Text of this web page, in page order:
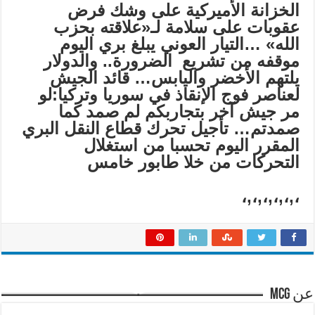
الخزانة الأميركية على وشك فرض
عقوبات على سلامة لـ«علاقته بحزب
الله» …التيار العوني يبلغ بري اليوم
موقفه من تشريع الضرورة.. والدولار
يلتهم الأخضر واليابس… قائد الجيش
لعناصر فوج الإنقاذ في سوريا وتركيا:لو
مر جيش آخر بتجاربكم لم صمد كما
صمدتم… تأجيل تحرك قطاع النقل البري
المقرر اليوم تحسبا من استغلال
التحركات من خلا طابور خامس
،,،,،,،,،,،
عن mcg